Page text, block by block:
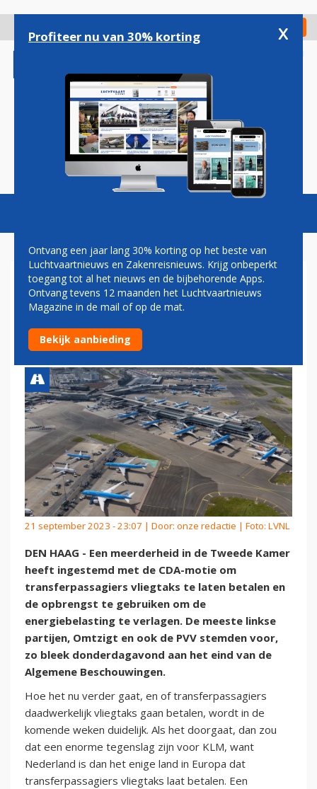
gaan
Check in
Magazine Podcasts Vacatures
MEERDERHEID IN TWEEDE
KAMER STEUNT VLIEGTAKS
VOOR TRANSFERPASSAGIERS
21 september 2023 - 23:07 | Door: onze redactie | Foto: LVNL
DEN HAAG - Een meerderheid in de Tweede Kamer
heeft ingestemd met de CDA-motie om
transferpassagiers vliegtaks te laten betalen en
de opbrengst te gebruiken om de
energiebelasting te verlagen. De meeste linkse
partijen, Omtzigt en ook de PVV stemden voor,
zo bleek donderdagavond aan het eind van de
Algemene Beschouwingen.
Hoe het nu verder gaat, en of transferpassagiers
daadwerkelijk vliegtaks gaan betalen, wordt in de
komende weken duidelijk. Als het doorgaat, dan zou
dat een enorme tegenslag zijn voor KLM, want
Nederland is dan het enige land in Europa dat
transferpassagiers vliegtaks laat betalen. Een
Profiteer nu van 30% korting x
Ontvang een jaar lang 30% korting op het beste van
Luchtvaartnieuws en Zakenreisnieuws. Krijg onbeperkt
toegang tot al het nieuws en de bijbehorende Apps.
Ontvang tevens 12 maanden het Luchtvaartnieuws
Magazine in de mail of op de mat.
Bekijk aanbieding